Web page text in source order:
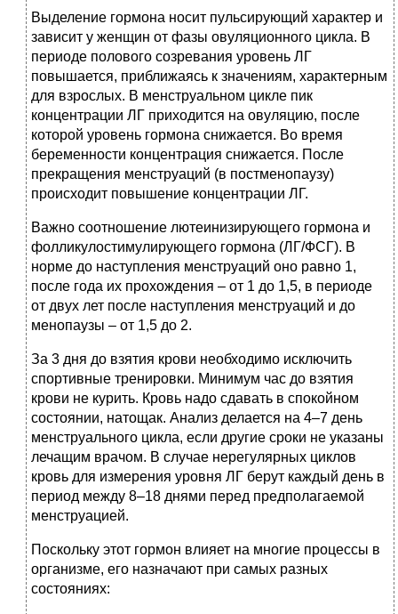
Выделение гормона носит пульсирующий характер и
зависит у женщин от фазы овуляционного цикла. В
периоде полового созревания уровень ЛГ
повышается, приближаясь к значениям, характерным
для взрослых. В менструальном цикле пик
концентрации ЛГ приходится на овуляцию, после
которой уровень гормона снижается. Во время
беременности концентрация снижается. После
прекращения менструаций (в постменопаузу)
происходит повышение концентрации ЛГ.
Важно соотношение лютеинизирующего гормона и
фолликулостимулирующего гормона (ЛГ/ФСГ). В
норме до наступления менструаций оно равно 1,
после года их прохождения – от 1 до 1,5, в периоде
от двух лет после наступления менструаций и до
менопаузы – от 1,5 до 2.
За 3 дня до взятия крови необходимо исключить
спортивные тренировки. Минимум час до взятия
крови не курить. Кровь надо сдавать в спокойном
состоянии, натощак. Анализ делается на 4–7 день
менструального цикла, если другие сроки не указаны
лечащим врачом. В случае нерегулярных циклов
кровь для измерения уровня ЛГ берут каждый день в
период между 8–18 днями перед предполагаемой
менструацией.
Поскольку этот гормон влияет на многие процессы в
организме, его назначают при самых разных
состояниях: